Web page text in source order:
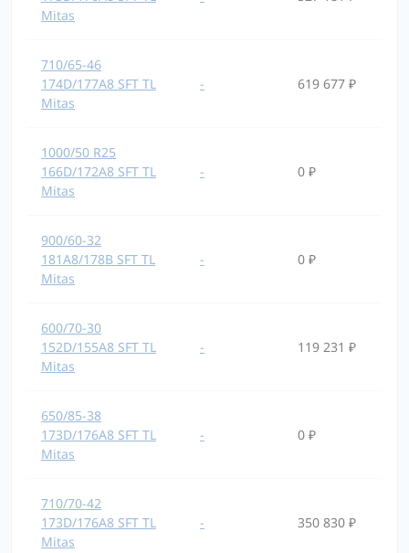
Mitas
710/65-46
174D/177A8 SFT TL
Mitas
- 619 677 ₽
1000/50 R25
166D/172A8 SFT TL
Mitas
- 0 ₽
900/60-32
181A8/178B SFT TL
Mitas
- 0 ₽
600/70-30
152D/155A8 SFT TL
Mitas
- 119 231 ₽
650/85-38
173D/176A8 SFT TL
Mitas
- 0 ₽
710/70-42
173D/176A8 SFT TL
Mitas
- 350 830 ₽